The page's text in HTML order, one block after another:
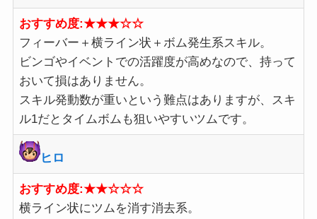
おすすめ度:★★★☆☆
フィーバー＋横ライン状＋ボム発生系スキル。
ビンゴやイベントでの活躍度が高めなので、持って
おいて損はありません。
スキル発動数が重いという難点はありますが、スキ
ル1だとタイムボムも狙いやすいツムです。
ヒロ
おすすめ度:★★☆☆☆
横ライン状にツムを消す消去系。